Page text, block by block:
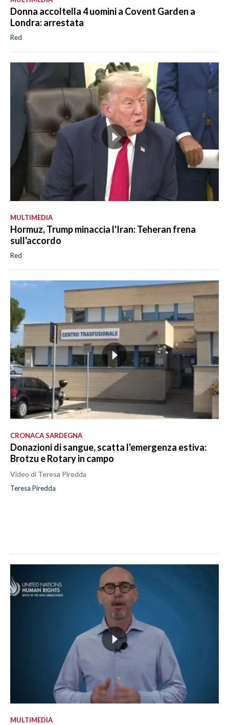
Donna accoltella 4 uomini a Covent Garden a
Londra: arrestata
Red
MULTIMEDIA
Hormuz, Trump minaccia l'Iran: Teheran frena
sull'accordo
Red
CRONACA SARDEGNA
Donazioni di sangue, scatta l'emergenza estiva:
Brotzu e Rotary in campo
Video di Teresa Piredda
Teresa Piredda
MULTIMEDIA